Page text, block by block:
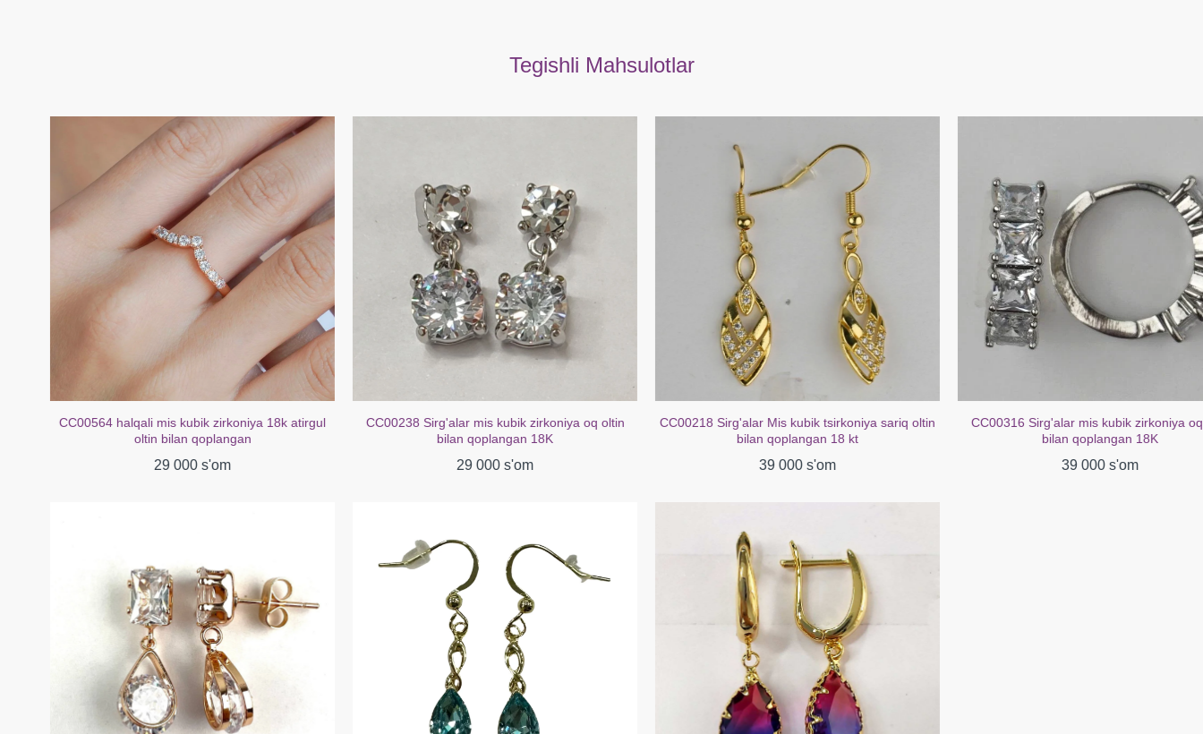
Tegishli Mahsulotlar
CC00564 halqali mis kubik zirkoniya 18k atirgul
oltin bilan qoplangan
29 000 s'om
CC00238 Sirg'alar mis kubik zirkoniya oq oltin
bilan qoplangan 18K
29 000 s'om
CC00218 Sirg'alar Mis kubik tsirkoniya sariq oltin
bilan qoplangan 18 kt
39 000 s'om
CC00316 Sirg'alar mis kubik zirkoniya oq oltin
bilan qoplangan 18K
39 000 s'om